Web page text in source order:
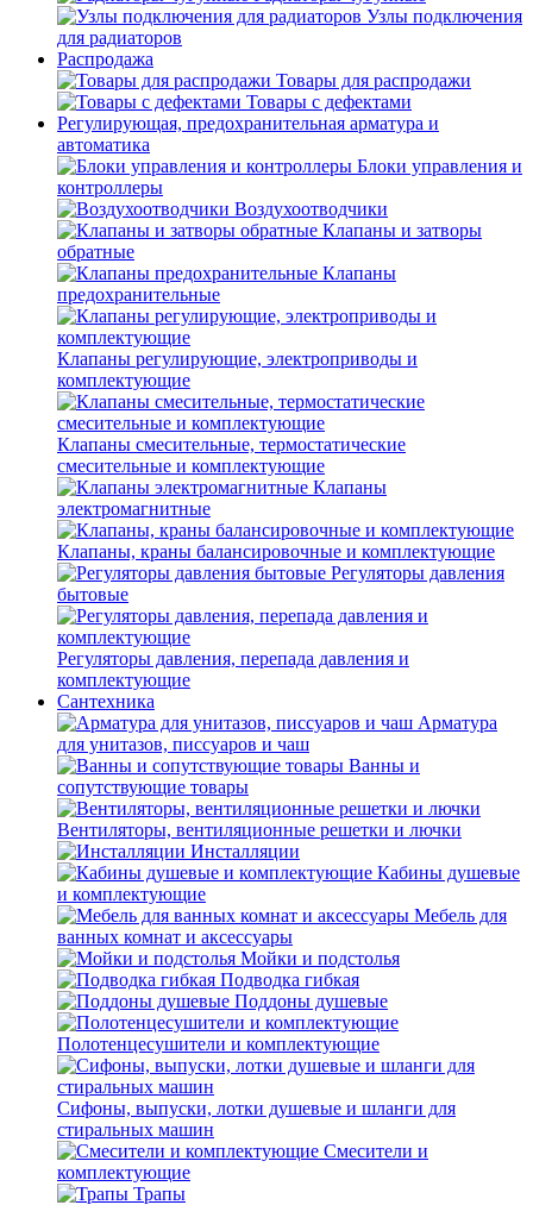
Узлы подключения
для радиаторов
Распродажа
Товары для распродажи
Товары с дефектами
Регулирующая, предохранительная арматура и
автоматика
Блоки управления и
контроллеры
Воздухоотводчики
Клапаны и затворы
обратные
Клапаны
предохранительные
Клапаны регулирующие, электроприводы и
комплектующие
Клапаны смесительные, термостатические
смесительные и комплектующие
Клапаны
электромагнитные
Клапаны, краны балансировочные и комплектующие
Регуляторы давления
бытовые
Регуляторы давления, перепада давления и
комплектующие
Сантехника
Арматура
для унитазов, писсуаров и чаш
Ванны и
сопутствующие товары
Вентиляторы, вентиляционные решетки и лючки
Инсталляции
Кабины душевые
и комплектующие
Мебель для
ванных комнат и аксессуары
Мойки и подстолья
Подводка гибкая
Поддоны душевые
Полотенцесушители и комплектующие
Сифоны, выпуски, лотки душевые и шланги для
стиральных машин
Смесители и
комплектующие
Трапы